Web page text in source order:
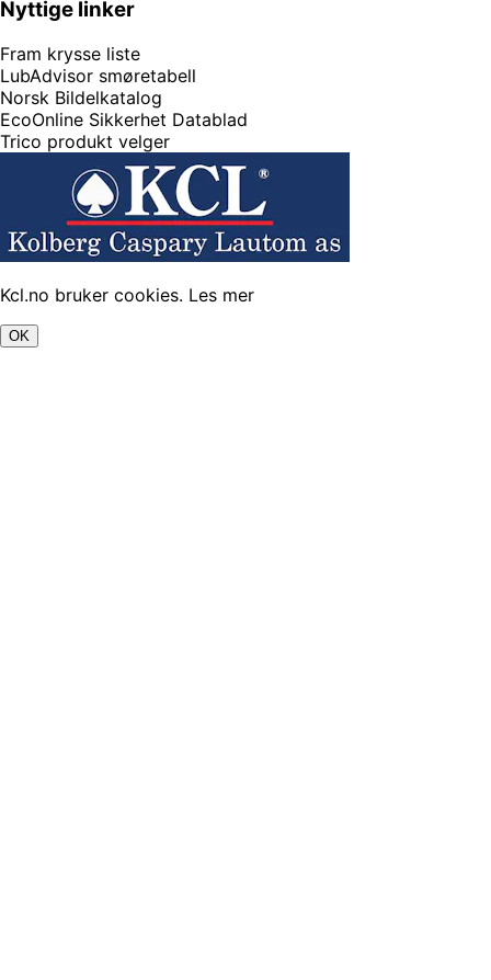
Nyttige linker
Fram krysse liste
LubAdvisor smøretabell
Norsk Bildelkatalog
EcoOnline Sikkerhet Datablad
Trico produkt velger
Kcl.no bruker cookies. Les mer
OK